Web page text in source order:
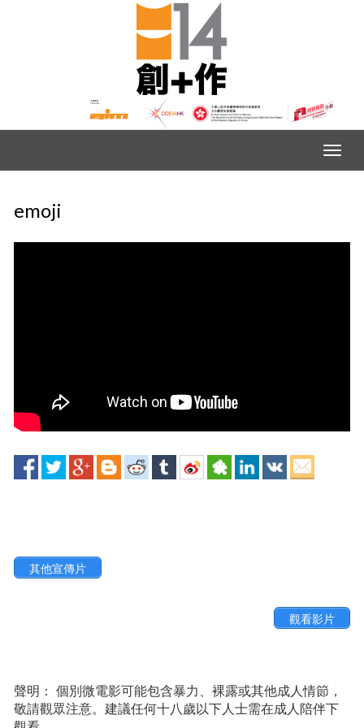
emoji
其他宣傳片
觀看影片
聲明： 個別微電影可能包含暴力、裸露或其他成人情節，
敬請觀眾注意。建議任何十八歲以下人士需在成人陪伴下